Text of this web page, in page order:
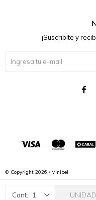
1 UNIDAD
¡Suscribite y

© Copyright 2026 / Vinibel